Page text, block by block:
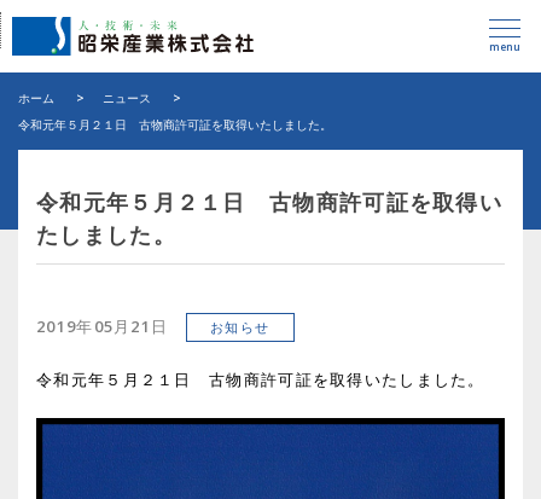
menu
ホーム > ニュース
>
令和元年５月２１日 古物商許可証を取得いたしました。
令和元年５月２１日 古物商許可証を取得い
たしました。
2019年05月21日 お知らせ
令和元年５月２１日 古物商許可証を取得いたしました。